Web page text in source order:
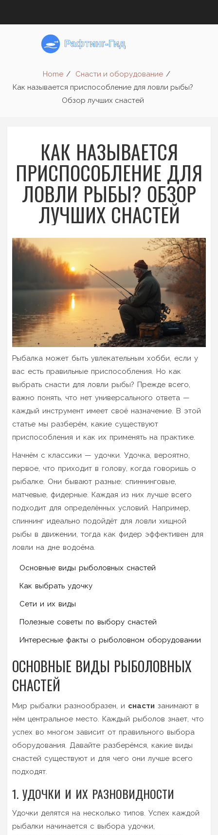
Home
Снасти и оборудование
Как называется приспособление для ловли рыбы?
Обзор лучших снастей
КАК НАЗЫВАЕТСЯ
ПРИСПОСОБЛЕНИЕ ДЛЯ
ЛОВЛИ РЫБЫ? ОБЗОР
ЛУЧШИХ СНАСТЕЙ
Рыбалка может быть увлекательным хобби, если у
вас есть правильные приспособления. Но как
выбрать снасти для ловли рыбы? Прежде всего,
важно понять, что нет универсального ответа —
каждый инструмент имеет своё назначение. В этой
статье мы разберём, какие существуют
приспособления и как их применять на практике.
Начнём с классики — удочки. Удочка, вероятно,
первое, что приходит в голову, когда говоришь о
рыбалке. Они бывают разные: спиннинговые,
матчевые, фидерные. Каждая из них лучше всего
подходит для определённых условий. Например,
спиннинг идеально подойдёт для ловли хищной
рыбы в движении, тогда как фидер эффективен для
ловли на дне водоёма.
Основные виды рыболовных снастей
Как выбрать удочку
Сети и их виды
Полезные советы по выбору снастей
Интересные факты о рыболовном оборудовании
ОСНОВНЫЕ ВИДЫ РЫБОЛОВНЫХ
СНАСТЕЙ
Мир рыбалки разнообразен, и снасти занимают в
нём центральное место. Каждый рыболов знает, что
успех во многом зависит от правильного выбора
оборудования. Давайте разберёмся, какие виды
снастей существуют и для чего они лучше всего
подходят.
1. УДОЧКИ И ИХ РАЗНОВИДНОСТИ
Удочки делятся на несколько типов. Успех каждой
рыбалки начинается с выбора удочки,